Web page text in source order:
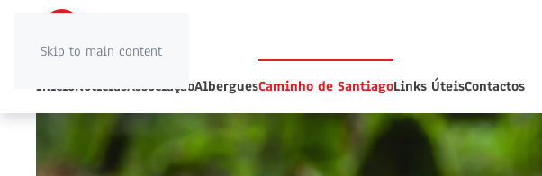
Skip to main content
InícioNotíciasAssociaçãoAlberguesCaminho de SantiagoLinks ÚteisContactos